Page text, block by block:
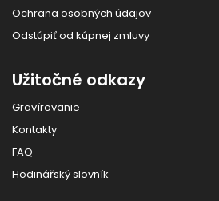
Ochrana osobných údajov
Odstúpiť od kúpnej zmluvy
Užitočné odkazy
Gravírovanie
Kontakty
FAQ
Hodinářský slovník